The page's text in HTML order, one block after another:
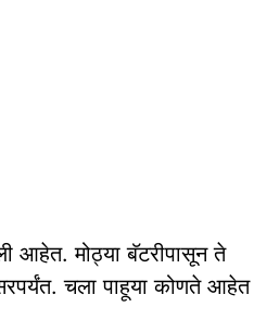
आहेत. मोठ्या बॅटरीपासून ते
चला पाहूया कोणते आहेत